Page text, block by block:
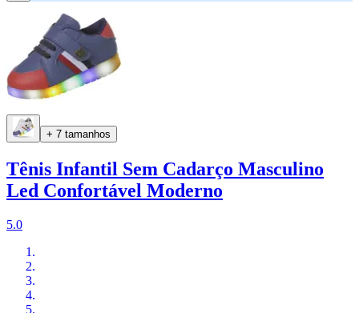
+ 7 tamanhos
Tênis Infantil Sem Cadarço Masculino
Led Confortável Moderno
5.0